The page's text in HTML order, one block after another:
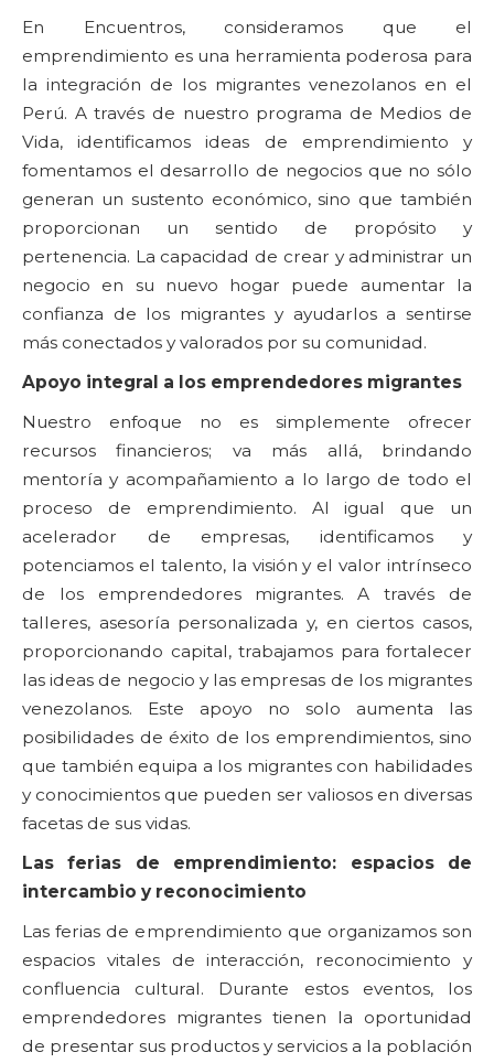
En Encuentros, consideramos que el
emprendimiento es una herramienta poderosa para
la integración de los migrantes venezolanos en el
Perú. A través de nuestro programa de Medios de
Vida, identificamos ideas de emprendimiento y
fomentamos el desarrollo de negocios que no sólo
generan un sustento económico, sino que también
proporcionan un sentido de propósito y
pertenencia. La capacidad de crear y administrar un
negocio en su nuevo hogar puede aumentar la
confianza de los migrantes y ayudarlos a sentirse
más conectados y valorados por su comunidad.
Apoyo integral a los emprendedores migrantes
Nuestro enfoque no es simplemente ofrecer
recursos financieros; va más allá, brindando
mentoría y acompañamiento a lo largo de todo el
proceso de emprendimiento. Al igual que un
acelerador de empresas, identificamos y
potenciamos el talento, la visión y el valor intrínseco
de los emprendedores migrantes. A través de
talleres, asesoría personalizada y, en ciertos casos,
proporcionando capital, trabajamos para fortalecer
las ideas de negocio y las empresas de los migrantes
venezolanos. Este apoyo no solo aumenta las
posibilidades de éxito de los emprendimientos, sino
que también equipa a los migrantes con habilidades
y conocimientos que pueden ser valiosos en diversas
facetas de sus vidas.
Las ferias de emprendimiento: espacios de
intercambio y reconocimiento
Las ferias de emprendimiento que organizamos son
espacios vitales de interacción, reconocimiento y
confluencia cultural. Durante estos eventos, los
emprendedores migrantes tienen la oportunidad
de presentar sus productos y servicios a la población